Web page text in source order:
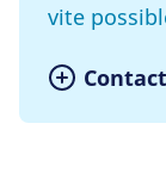
vite